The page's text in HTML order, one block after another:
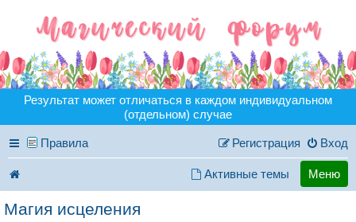
Результат может отличаться в каждом индивидуальном
(отдельном) случае
Правила Вход
Регистрация
Активные темы Меню
Магия исцеления